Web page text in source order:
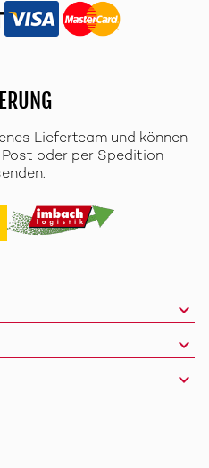
Lieferteam und können
oder per Spedition